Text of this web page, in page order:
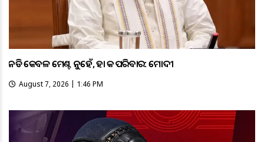
ଏନଡିଏ କେବଳ ମେଣ୍ଟ ନୁହେଁ, ଏହା ଏକ ପରିବାର: ମୋଦୀ
August 7, 2026 | 1:46 PM